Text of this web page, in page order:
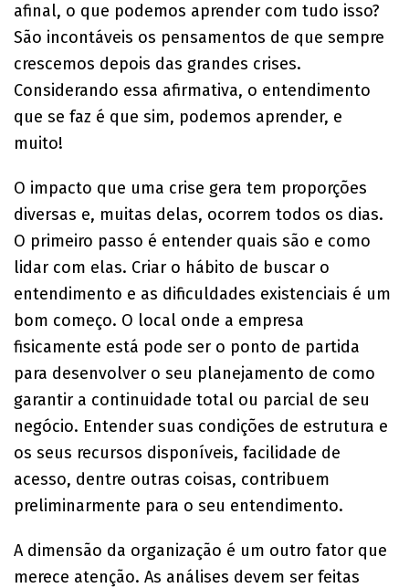
afinal, o que podemos aprender com tudo isso?
São incontáveis os pensamentos de que sempre
crescemos depois das grandes crises.
Considerando essa afirmativa, o entendimento
que se faz é que sim, podemos aprender, e
muito!
O impacto que uma crise gera tem proporções
diversas e, muitas delas, ocorrem todos os dias.
O primeiro passo é entender quais são e como
lidar com elas. Criar o hábito de buscar o
entendimento e as dificuldades existenciais é um
bom começo. O local onde a empresa
fisicamente está pode ser o ponto de partida
para desenvolver o seu planejamento de como
garantir a continuidade total ou parcial de seu
negócio. Entender suas condições de estrutura e
os seus recursos disponíveis, facilidade de
acesso, dentre outras coisas, contribuem
preliminarmente para o seu entendimento.
A dimensão da organização é um outro fator que
merece atenção. As análises devem ser feitas